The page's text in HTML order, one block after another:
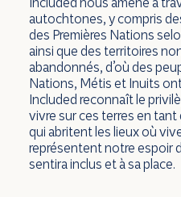
autochtones, y compris
des Premières Nations
ainsi que des territoires
abandonnés, d’où des
Nations, Métis et Inuits
Included reconnaît le
vivre sur ces terres en
qui abritent les lieux où
représentent notre espoir
sentira inclus et à sa place.